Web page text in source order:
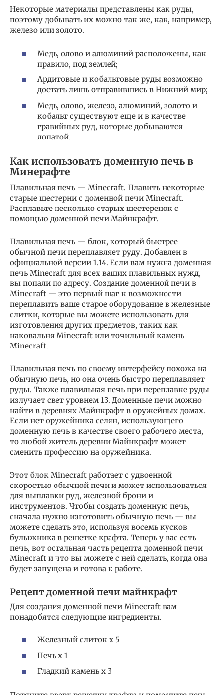
Некоторые материалы представлены как руды,
поэтому добывать их можно так же, как, например,
железо или золото.
Медь, олово и алюминий расположены, как
правило, под землей;
Ардитовые и кобальтовые руды возможно
достать лишь отправившись в Нижний мир;
Медь, олово, железо, алюминий, золото и
кобальт существуют еще и в качестве
гравийных руд, которые добываются
лопатой.
Как использовать доменную печь в
Минерафте
Плавильная печь — Minecraft. Плавить некоторые
старые шестерни с доменной печи Minecraft.
Расплавьте несколько старых шестеренок с
помощью доменной печи Майнкрафт.
Плавильная печь — блок, который быстрее
обычной печи переплавляет руду. Добавлен в
официальной версии 1.14. Если вам нужна доменная
печь Minecraft для всех ваших плавильных нужд,
вы попали по адресу. Создание доменной печи в
Minecraft — это первый шаг к возможности
переплавить ваше старое оборудование в железные
слитки, которые вы можете использовать для
изготовления других предметов, таких как
наковальня Minecraft или точильный камень
Minecraft.
Плавильная печь по своему интерфейсу похожа на
обычную печь, но она очень быстро переплавляет
руды. Также плавильная печь при переплавке руды
излучает свет уровнем 13. Доменные печи можно
найти в деревнях Майнкрафт в оружейных домах.
Если нет оружейника селян, использующего
доменную печь в качестве своего рабочего места,
то любой житель деревни Майнкрафт может
сменить профессию на оружейника.
Этот блок Minecraft работает с удвоенной
скоростью обычной печи и может использоваться
для выплавки руд, железной брони и
инструментов. Чтобы создать доменную печь,
сначала нужно изготовить обычную печь — вы
можете сделать это, используя восемь кусков
булыжника в решетке крафта. Теперь у вас есть
печь, вот остальная часть рецепта доменной печи
Minecraft и что вы можете с ней сделать, когда она
будет запущена и готова к работе.
Рецепт доменной печи майнкрафт
Для создания доменной печи Minecraft вам
понадобятся следующие ингредиенты.
Железный слиток x 5
Печь x 1
Гладкий камень x 3